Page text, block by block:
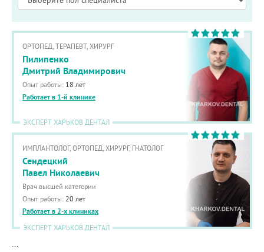
ОРТОПЕД, ТЕРАПЕВТ, ХИРУРГ
Пилипенко
Дмитрий Владимирович
Опыт работы: 18 лет
Работает в 1-й клинике
ЭКСПЕРТ ХАРЬКОВ ДЕНТАЛ
ИМПЛАНТОЛОГ, ОРТОПЕД, ХИРУРГ, ГНАТОЛОГ
Сендецкий
Павел Николаевич
Врач высшей категории
Опыт работы: 20 лет
Работает в 2-х клиниках
ЭКСПЕРТ ХАРЬКОВ ДЕНТАЛ
...